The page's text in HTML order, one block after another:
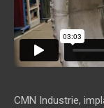
CMN Industrie,